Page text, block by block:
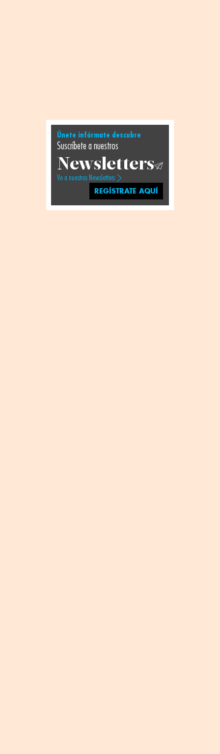
Únete infórmate descubre
Suscríbete a nuestros
Newsletters
Ve a nuestros Newsletters
REGÍSTRATE AQUÍ